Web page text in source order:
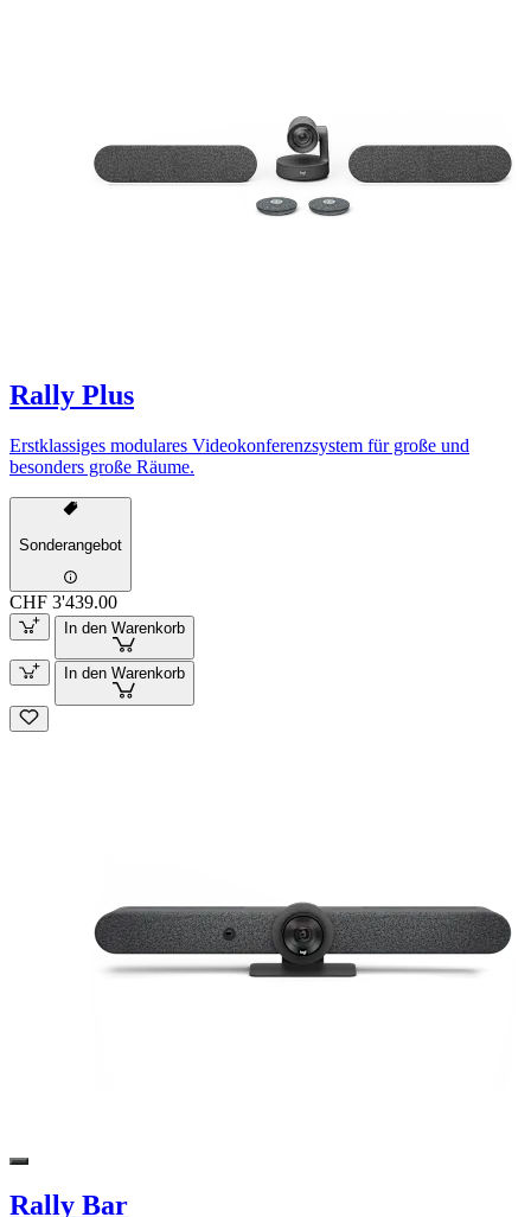
Rally Plus
Erstklassiges modulares Videokonferenzsystem für große und
besonders große Räume.
Sonderangebot
CHF 3'439.00
In den Warenkorb
In den Warenkorb
Rally Bar